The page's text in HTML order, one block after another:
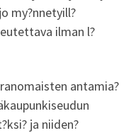
my?nnetyill?
ilman l?
antamia?
ja niiden?